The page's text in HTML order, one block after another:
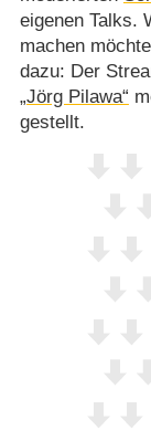
eigenen Talks.
machen
dazu: Der
„Jörg Pilawa“
gestellt.